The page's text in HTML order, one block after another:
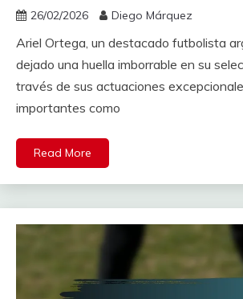
26/02/2026 Diego Márquez
Ariel Ortega, un destacado futbolista
dejado una huella imborrable en su
través de sus actuaciones
importantes como
Read More